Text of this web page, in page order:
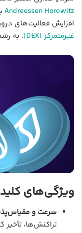
Andreessen Horowitz
افزایش فعالیت‌های
غیرمتمرکز (DEX)
، به
ویژگی‌های
سرعت و
تراکنش‌ها، تأخیر